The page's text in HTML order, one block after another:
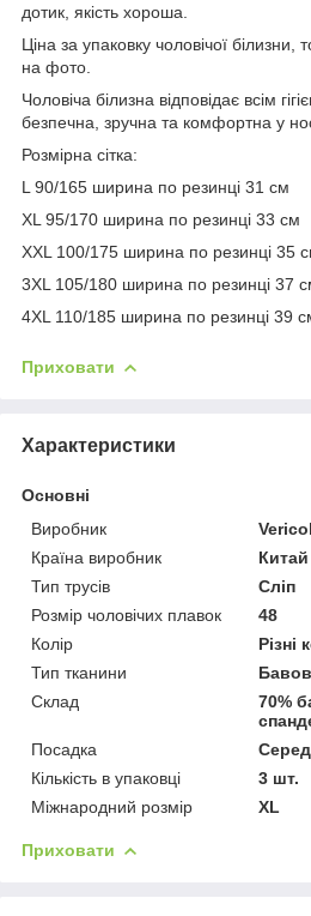
дотик, якість хороша.
Ціна за упаковку чоловічої білизни,
на фото.
Чоловіча білизна відповідає всім
безпечна, зручна та комфортна у
Розмірна сітка:
L 90/165 ширина по резинці 31 см
XL 95/170 ширина по резинці 33 см
XXL 100/175 ширина по резинці 35
3XL 105/180 ширина по резинці 37
4XL 110/185 ширина по резинці 39
Приховати
Характеристики
Основні
Виробник
Країна виробник
Китай
Тип трусів
Сліп
Розмір чоловічих плавок
48
Колір
Різні
Тип тканини
Склад
70%
Посадка
Кількість в упаковці
3 шт.
Міжнародний розмір
XL
Приховати